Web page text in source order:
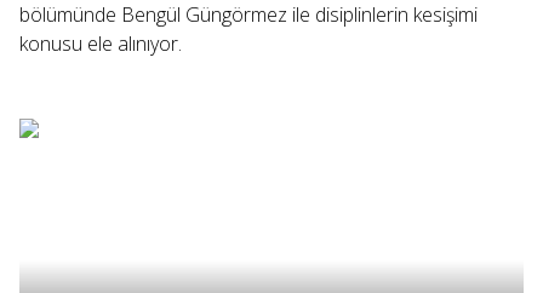
bölümünde Bengül Güngörmez ile disiplinlerin kesişimi
konusu ele alınıyor.